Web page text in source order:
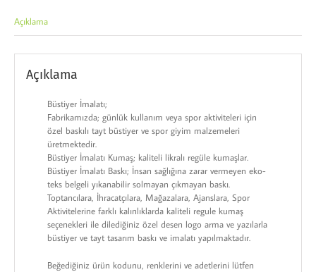
Açıklama
Açıklama
Büstiyer İmalatı;
Fabrikamızda; günlük kullanım veya spor aktiviteleri için
özel baskılı tayt büstiyer ve spor giyim malzemeleri
üretmektedir.
Büstiyer İmalatı Kumaş; kaliteli likralı regüle kumaşlar.
Büstiyer İmalatı Baskı; İnsan sağlığına zarar vermeyen eko-
teks belgeli yıkanabilir solmayan çıkmayan baskı.
Toptancılara, İhracatçılara, Mağazalara, Ajanslara, Spor
Aktivitelerine farklı kalınlıklarda kaliteli regule kumaş
seçenekleri ile dilediğiniz özel desen logo arma ve yazılarla
büstiyer ve tayt tasarım baskı ve imalatı yapılmaktadır.
Beğediğiniz ürün kodunu, renklerini ve adetlerini lütfen